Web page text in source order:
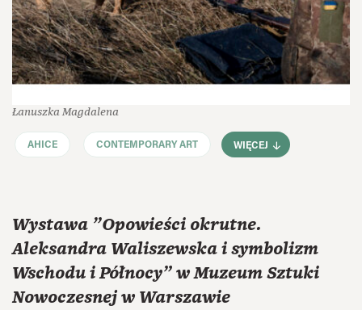
Łanuszka Magdalena
AHICE CONTEMPORARY ART WIĘCEJ
Wystawa "Opowieści okrutne.
Aleksandra Waliszewska i symbolizm
Wschodu i Północy” w Muzeum Sztuki
Nowoczesnej w Warszawie